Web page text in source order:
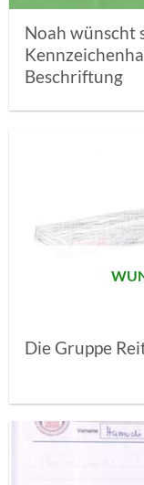
Noah wünscht
Beschriftung
Die Gruppe